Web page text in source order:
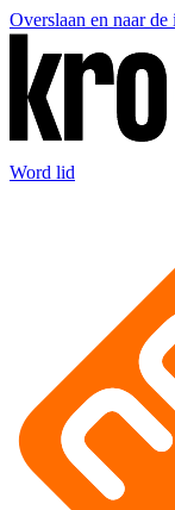
Overslaan en naar de
Word lid